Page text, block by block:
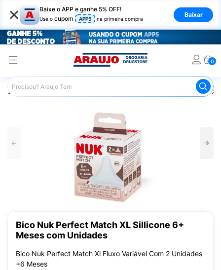
× Baixe o APP e ganhe 5% OFF!
Use o cupom APP5 na primeira compra
Baixar
0
Araujo Infantil Bico de Mamadeira
Bico Nuk Perfect Match XL Sillicone 6+
Meses com Unidades
Bico Nuk Perfect Match Xl Fluxo Variável Com 2 Unidades
+6 Meses